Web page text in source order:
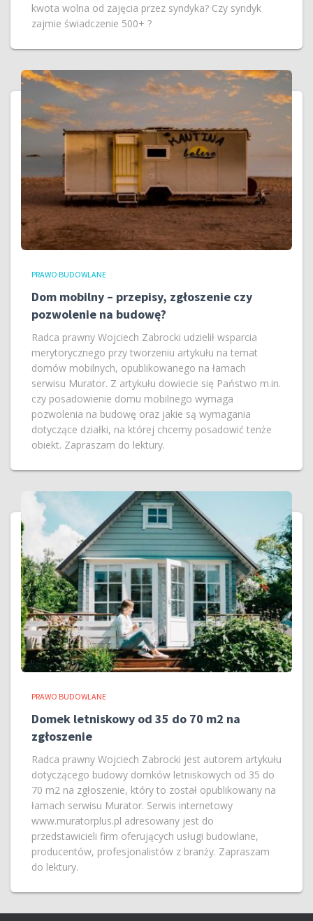
kwota wolna od zajęcia przez syndyka? Czy syndyk
zajmie świadczenie 500+ ?
PRAWO BUDOWLANE
Dom mobilny – przepisy, zgłoszenie czy
pozwolenie na budowę?
Radca prawny Wojciech Zabrocki udzielił wsparcia
merytorycznego przy tworzeniu artykułu na temat
domów mobilnych, opublikowanego na łamach
serwisu Murator. Z artykułu dowiecie się Państwo m.in.
czy posadowienie domu mobilnego wymaga
pozwolenia na budowę oraz jakie są wymagania
dotyczące działki, na której chcemy posadowić tenże
obiekt. Zapraszam do lektury.
PRAWO BUDOWLANE
Domek letniskowy od 35 do 70 m2 na
zgłoszenie
Radca prawny Wojciech Zabrocki jest autorem artykułu
dotyczącego budowy domków letniskowych od 35 do
70 m2 na zgłoszenie, który to został opublikowany na
łamach serwisu Murator. Serwis internetowy
www.muratorplus.pl adresowany jest do
przedstawicieli firm oferujących usługi budowlane,
producentów, profesjonalistów z branży. Zapraszam
do lektury.